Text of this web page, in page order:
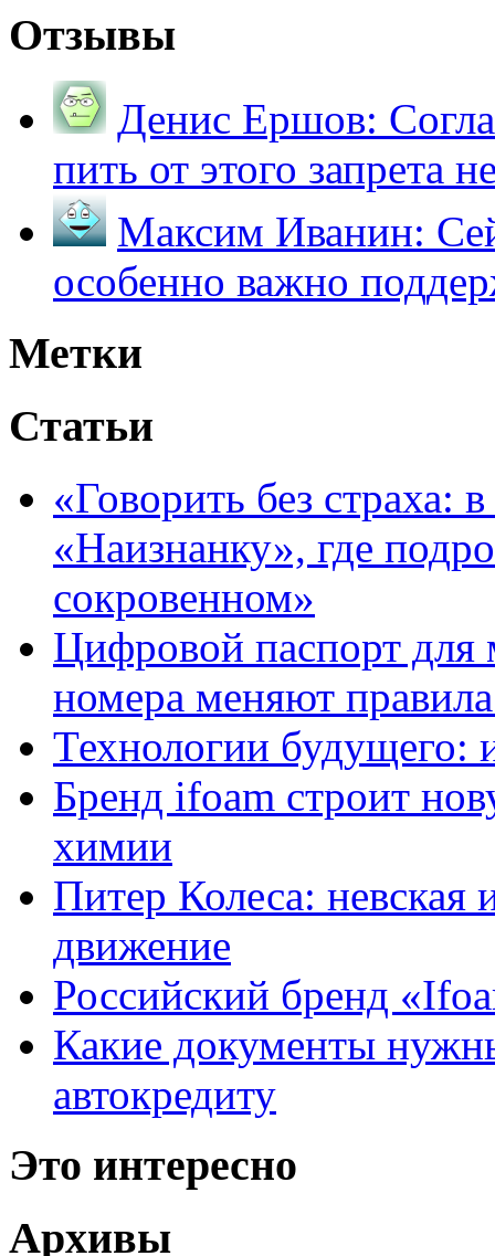
Отзывы
Денис Ершов:
пить от этого запрета
Максим Иванин:
особенно важно
Метки
Статьи
«Говорить без страха:
«Наизнанку», где
сокровенном»
Цифровой паспорт для
номера меняют
Технологии будущего:
Бренд ifoam строит
химии
Питер Колеса: невская
движение
Российский бренд
Какие документы
автокредиту
Это интересно
Архивы